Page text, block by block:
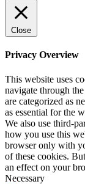
Close
Privacy Overview
This website uses
navigate through
are categorized as
as essential for the
We also use third-
how you use this
browser only with
of these cookies.
an effect on your
Necessary